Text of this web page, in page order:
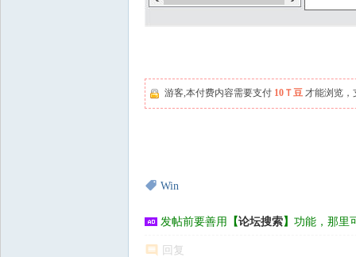
游客,本付费内容需要支付 10Ｔ豆 才能浏览，
Win
发帖前要善用 【论坛搜索】 功能，那里
回复